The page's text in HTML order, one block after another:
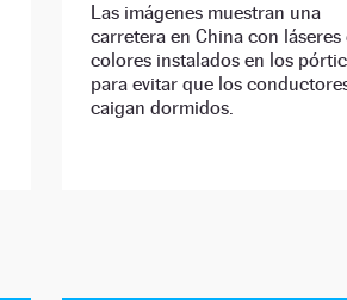
Las imágenes muestran una
carretera en China con láseres
colores instalados en los
para evitar que los
caigan dormidos.